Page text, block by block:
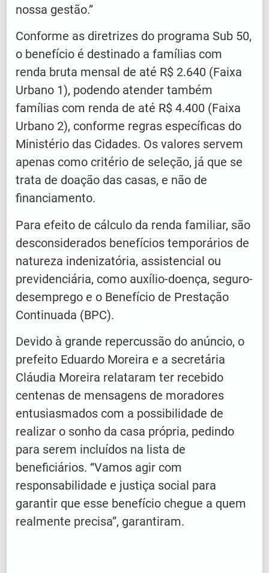
nossa gestão.”
Conforme as diretrizes do programa Sub 50,
o benefício é destinado a famílias com
renda bruta mensal de até R$ 2.640 (Faixa
Urbano 1), podendo atender também
famílias com renda de até R$ 4.400 (Faixa
Urbano 2), conforme regras específicas do
Ministério das Cidades. Os valores servem
apenas como critério de seleção, já que se
trata de doação das casas, e não de
financiamento.
Para efeito de cálculo da renda familiar, são
desconsiderados benefícios temporários de
natureza indenizatória, assistencial ou
previdenciária, como auxílio-doença, seguro-
desemprego e o Benefício de Prestação
Continuada (BPC).
Devido à grande repercussão do anúncio, o
prefeito Eduardo Moreira e a secretária
Cláudia Moreira relataram ter recebido
centenas de mensagens de moradores
entusiasmados com a possibilidade de
realizar o sonho da casa própria, pedindo
para serem incluídos na lista de
beneficiários. “Vamos agir com
responsabilidade e justiça social para
garantir que esse benefício chegue a quem
realmente precisa”, garantiram.